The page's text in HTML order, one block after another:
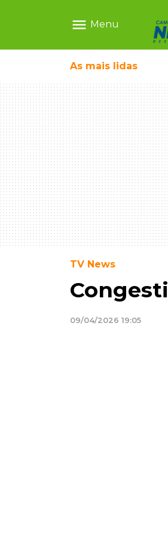
menu Menu
As mais lidas
ganhar dia oficial em MS
TV News
09/04/2026 19:05